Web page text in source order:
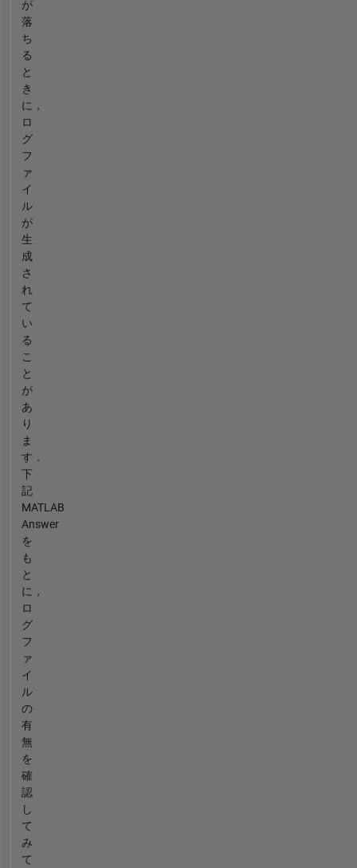
が
落
ち
る
と
き
に，
ロ
グ
フ
ァ
イ
ル
が
生
成
さ
れ
て
い
る
こ
と
が
あ
り
ま
す．
下
記
MATLAB
Answer
を
も
と
に，
ロ
グ
フ
ァ
イ
ル
の
有
無
を
確
認
し
て
み
て